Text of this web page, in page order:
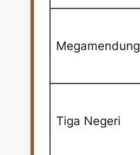
Megamendung
Tiga Negeri